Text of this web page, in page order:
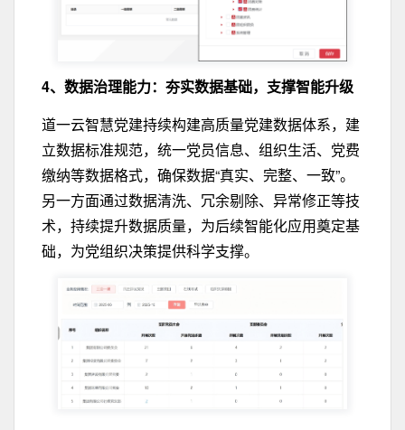
4、数据治理能力： 夯实数据基础，支撑智能升级
道一云智慧党建持续构建高质量党建数据体系，建
立数据标准规范，统一党员信息、组织生活、党费
缴纳等数据格式，确保数据“真实、完整、一致”。
另一方面通过数据清洗、冗余剔除、异常修正等技
术，持续提升数据质量，为后续智能化应用奠定基
础，为党组织决策提供科学支撑。